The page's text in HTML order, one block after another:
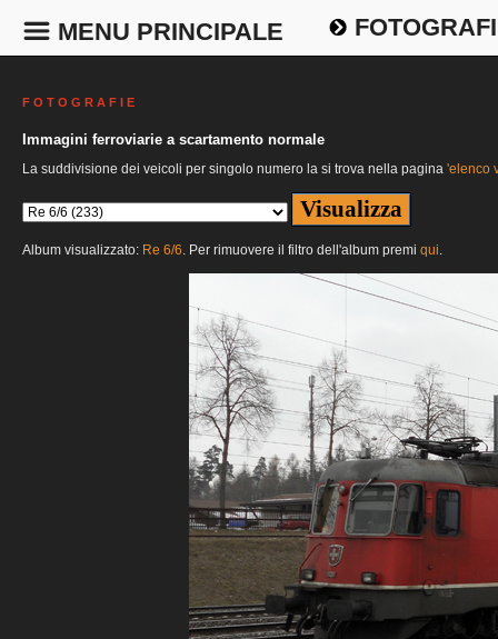
MENU PRINCIPALE
F O T O G R A F I E
Immagini ferroviarie a scartamento normale
La suddivisione dei veicoli per singolo numero la si trova nella pagina 'elenco
Album visualizzato: Re 6/6. Per rimuovere il filtro dell'album premi qui.